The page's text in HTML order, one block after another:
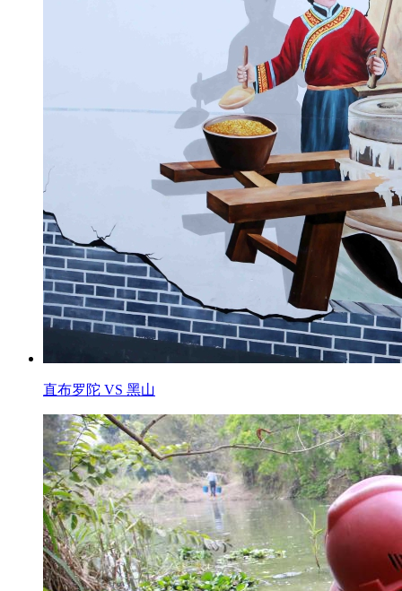
直布罗陀 VS 黑山